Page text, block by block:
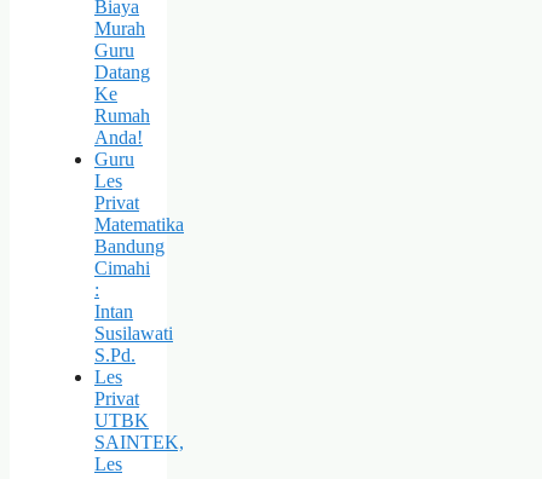
Biaya
Murah
Guru
Datang
Ke
Rumah
Anda!
Guru
Les
Privat
Matematika
Bandung
Cimahi
:
Intan
Susilawati
S.Pd.
Les
Privat
UTBK
SAINTEK,
Les